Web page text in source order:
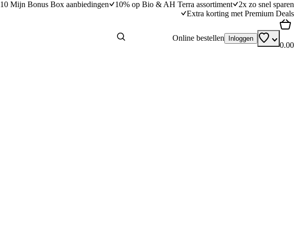
10 Mijn Bonus Box aanbiedingen 10% op Bio & AH Terra assortiment
2x zo snel sparen
Extra korting met Premium Deals
Online bestellen Inloggen
0.00